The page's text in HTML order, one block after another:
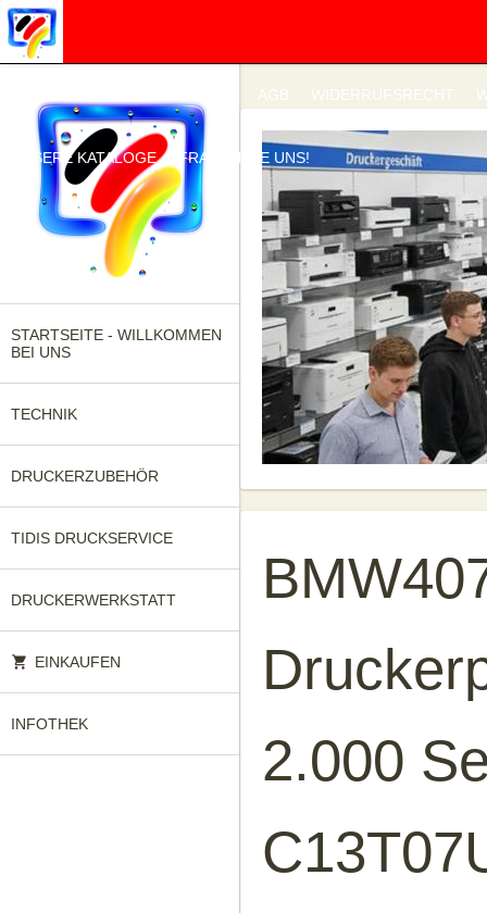
AGB WIDERRUFSRECHT
UNSERE KATALOGE FRAGEN SIE UNS!
STARTSEITE - WILLKOMMEN
BEI UNS
TECHNIK
DRUCKERZUBEHÖR
TIDIS DRUCKSERVICE
DRUCKERWERKSTATT
EINKAUFEN
INFOTHEK
2.000